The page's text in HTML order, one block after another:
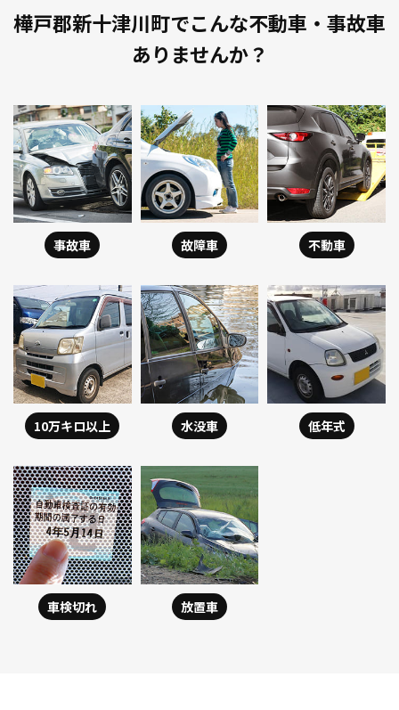
樺戸郡新十津川町でこんな不動車・事故車
ありませんか？
事故車 故障車 不動車
10万キロ以上 水没車 低年式
車検切れ 放置車